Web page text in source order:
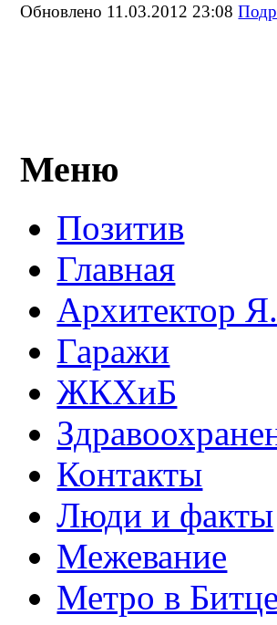
Обновлено 11.03.2012 23:08
Меню
Позитив
Главная
Архитектор
Гаражи
ЖКХиБ
Контакты
Люди и факты
Межевание
Метро в